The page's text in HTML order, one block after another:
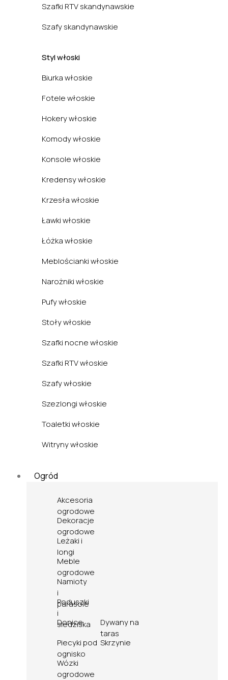
Szafki RTV skandynawskie
Szafy skandynawskie
Styl włoski
Biurka włoskie
Fotele włoskie
Hokery włoskie
Komody włoskie
Konsole włoskie
Kredensy włoskie
Krzesła włoskie
Ławki włoskie
Łóżka włoskie
Meblościanki włoskie
Narożniki włoskie
Pufy włoskie
Stoły włoskie
Szafki nocne włoskie
Szafki RTV włoskie
Szafy włoskie
Szezlongi włoskie
Toaletki włoskie
Witryny włoskie
Ogród
Akcesoria
ogrodowe
Dekoracje
ogrodowe
Leżaki i
longi
Meble
ogrodowe
Namioty
i
parasole
Poduszki
i
siedziska
Donice
Dywany na
taras
Piecyki pod
ognisko
Skrzynie
Wózki
ogrodowe